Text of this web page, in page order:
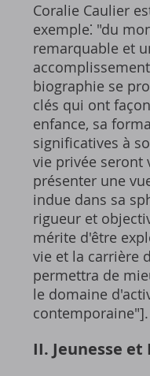
Coralie Caulier
exemple⁚ "du
remarquable et
biographie se
clés qui ont
enfance, sa
significatives à
vie privée seront
présenter une
indue dans sa
rigueur et
mérite d'être
vie et la carrière
permettra de
le domaine
contemporaine"].
II. Jeunesse